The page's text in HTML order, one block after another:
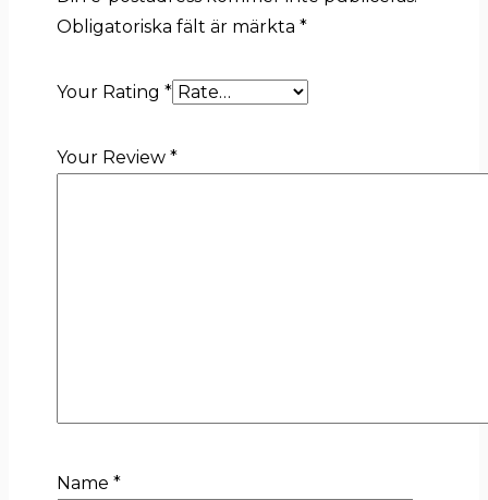
Obligatoriska fält är märkta *
Your Rating *
Your Review *
Name *